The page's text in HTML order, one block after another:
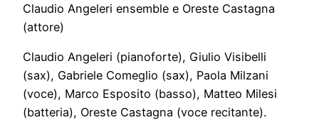
Claudio Angeleri ensemble e Oreste Castagna
(attore)
Claudio Angeleri (pianoforte), Giulio Visibelli
(sax), Gabriele Comeglio (sax), Paola Milzani
(voce), Marco Esposito (basso), Matteo Milesi
(batteria), Oreste Castagna (voce recitante).